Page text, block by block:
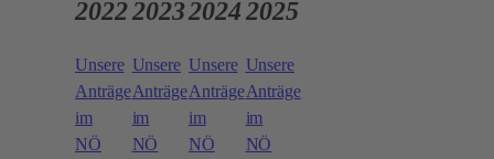
2022
Unsere
Anträge
im
NÖ
2023
Unsere
Anträge
im
NÖ
2024
Unsere
Anträge
im
NÖ
2025
Unsere
Anträge
im
NÖ